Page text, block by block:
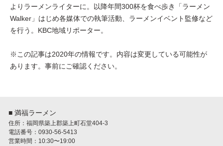
よりラーメンライターに。以降年間300杯を食べ歩き「ラーメン
Walker」はじめ各媒体での執筆活動、ラーメンイベント監修など
を行う。KBC地域リポーター。
※この記事は2020年の情報です。内容は変更している可能性が
あります。事前にご確認ください。
■ 満福ラーメン
住所：福岡県築上郡築上町石堂404-3
電話番号：0930-56-5413
営業時間：10:30〜19:00